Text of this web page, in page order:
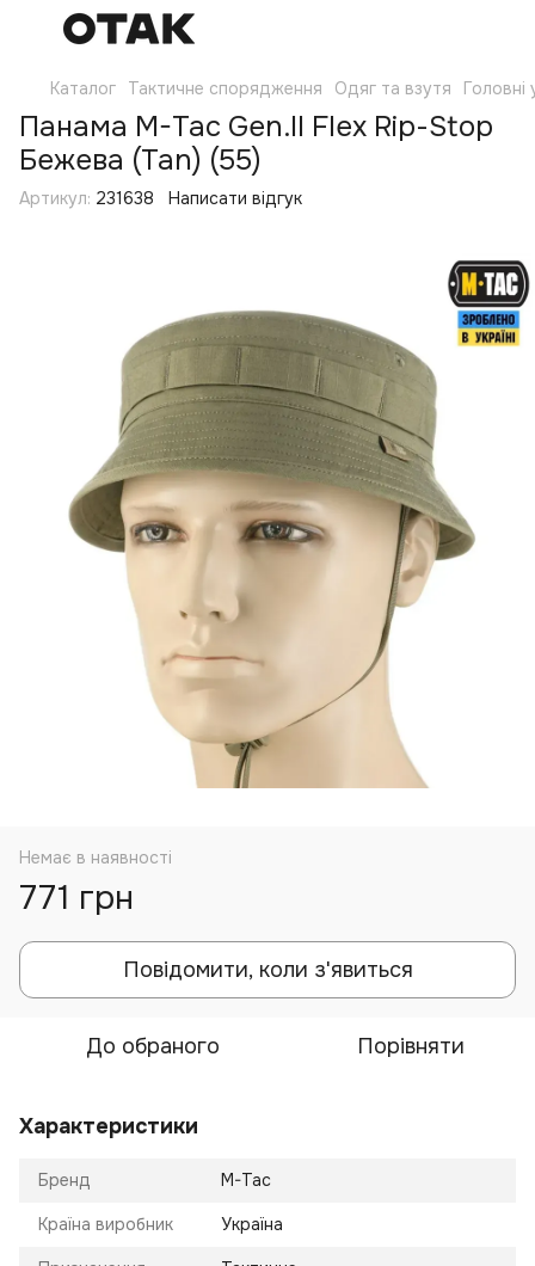
Каталог Тактичне спорядження Одяг та взутя Головні
Панама M-Tac Gen.II Flex Rip-Stop
Бежева (Tan) (55)
Артикул: 231638 Написати відгук
Немає в наявності
771 грн
Повідомити, коли з'явиться
До обраного Порівняти
Характеристики
Бренд M-Tac
Країна виробник Україна